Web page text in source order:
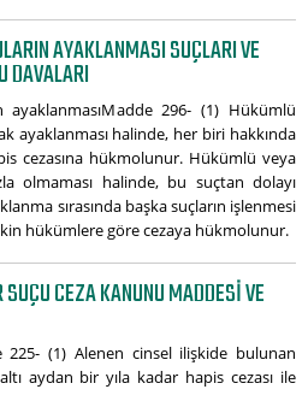
AYAKLANMASI SUÇLARI VE
DAVALARI
296- (1) Hükümlü
ayaklanması halinde, her biri hakkında
cezasına hükmolunur. Hükümlü veya
olmaması halinde, bu suçtan dolayı
sırasında başka suçların işlenmesi
hükümlere göre cezaya hükmolunur.
CEZA KANUNU MADDESI VE
225- (1) Alenen cinsel ilişkide bulunan
aydan bir yıla kadar hapis cezası ile